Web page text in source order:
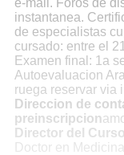
e-mail. Foros de
instantanea.
de especialistas
cursado: entre el
Examen final: 1a
Autoevaluacion
ruega reservar via
Direccion de
preinscripcion
Director del
Doctor en